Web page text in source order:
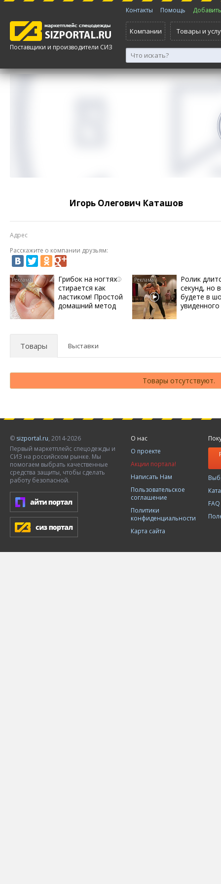
Поставщики и производители СИЗ
Контакты Помощь
Компании Товары и
Игорь Олегович Каташов
Адрес
Расскажите о компании друзьям:
i
Грибок на ногтях
стирается как
ластиком! Простой
домашний метод
Ролик
секунд, но
будете в
увиденного
Товары Выставки
Товары отсутствуют.
© sizportal.ru, 2014-2026
Первый маркетплейс спецодежды и
СИЗ на российском рынке. Мы
помогаем выбрать качественные
средства защиты, чтобы сделать
работу безопасной.
О нас
О проекте
Акции портала!
Написать Нам
Пользовательское
соглашение
Политики
конфиденциальности
Карта сайта
FAQ